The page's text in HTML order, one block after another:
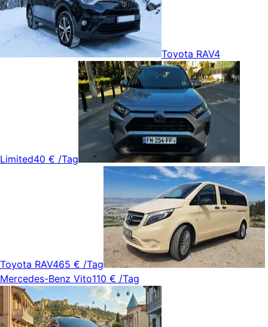
Toyota RAV4
Limited40 € /Tag
Toyota RAV465 € /Tag
Mercedes-Benz Vito110 € /Tag